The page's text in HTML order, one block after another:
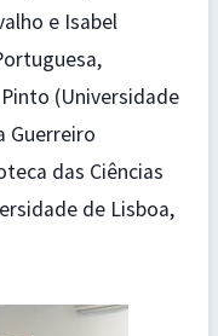
e Isabel
(Universidade
Guerreiro
das Ciências
de Lisboa,